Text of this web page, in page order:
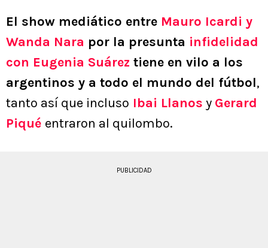
El show mediático entre Mauro Icardi y
Wanda Nara por la presunta infidelidad
con Eugenia Suárez tiene en vilo a los
argentinos y a todo el mundo del fútbol,
tanto así que incluso Ibai Llanos y Gerard
Piqué entraron al quilombo.
PUBLICIDAD